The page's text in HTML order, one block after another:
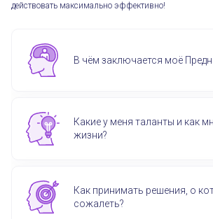
действовать максимально эффективно!
В чём заключается моё
Какие у меня таланты и как
жизни?
Как принимать решения, о
сожалеть?